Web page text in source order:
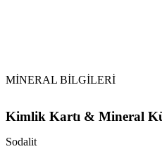
MİNERAL BİLGİLERİ
Kimlik Kartı & Mineral
Sodalit